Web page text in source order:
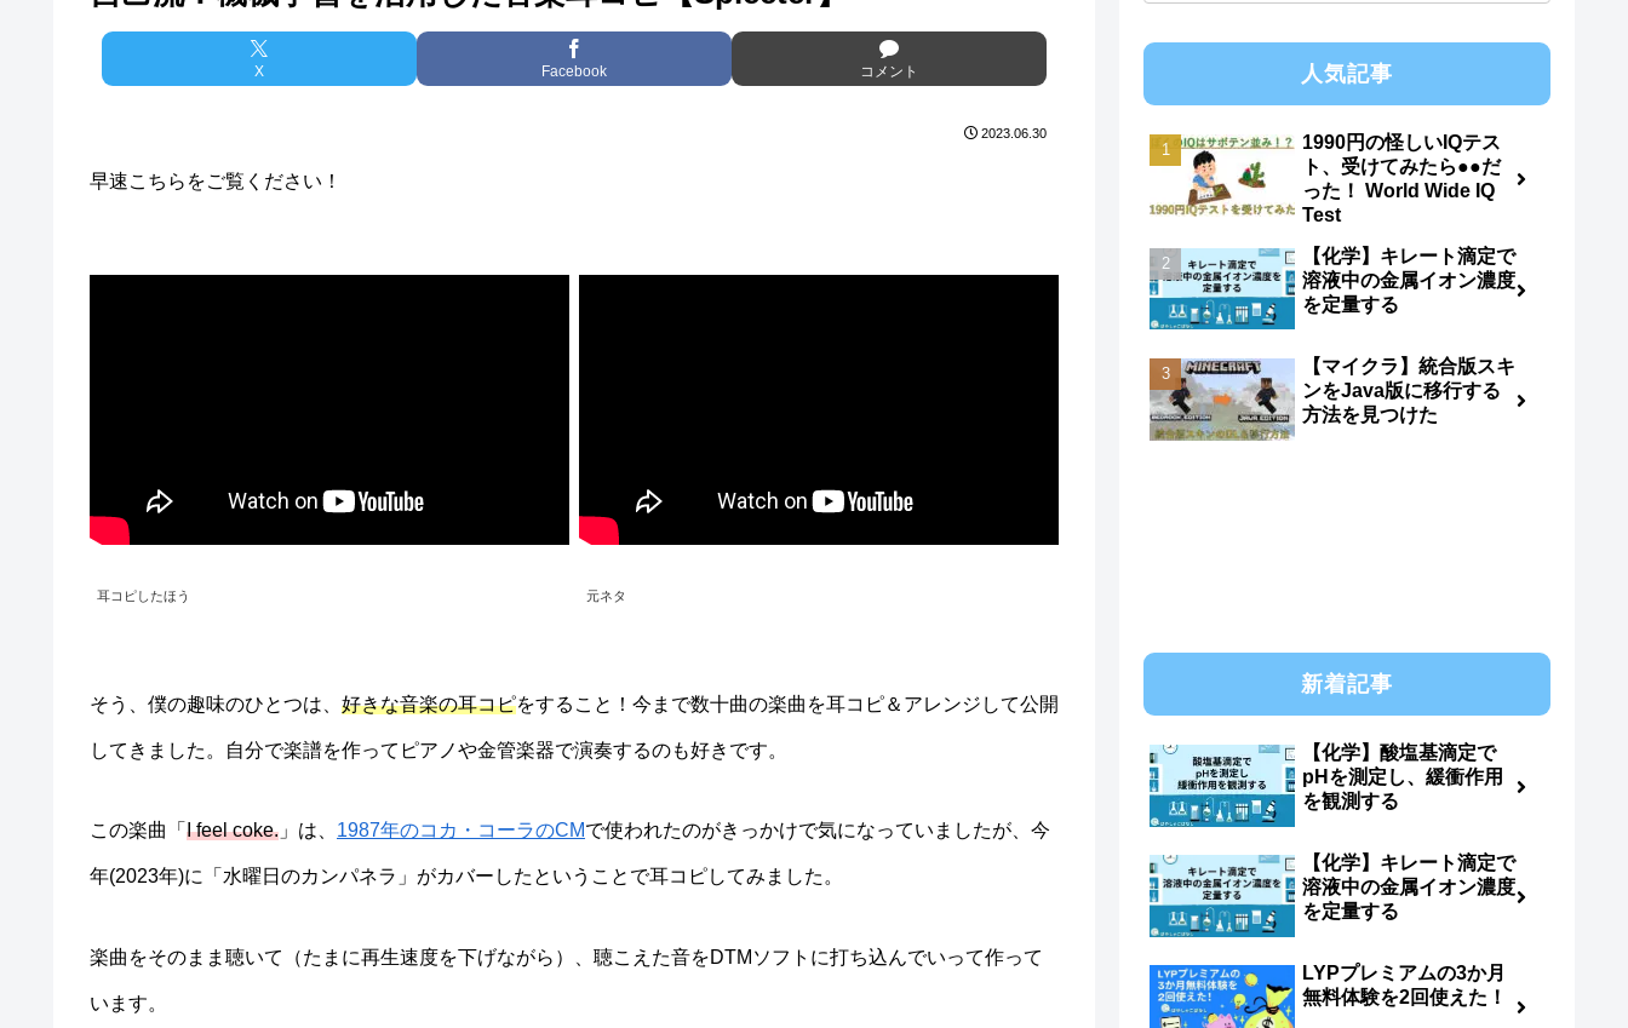
X Facebook コメント
2023.06.30
早速こちらをご覧ください！
耳コピしたほう 元ネタ
そう、僕の趣味のひとつは、 好きな音楽の耳コピをすること！今まで数十曲の楽曲を耳コピ＆アレンジして公開
してきました。自分で楽譜を作ってピアノや金管楽器で演奏するのも好きです。
この楽曲「 I feel coke. 」は、 1987年のコカ・コーラのCMで使われたのがきっかけで気になっていましたが、今
年(2023年)に「水曜日のカンパネラ」がカバーしたということで耳コピしてみました。
楽曲をそのまま聴いて（たまに再生速度を下げながら）、聴こえた音をDTMソフトに打ち込んでいって作って
います。
人気記事
1990円の怪しいIQテス
ト、受けてみたら●●だ
った！ World Wide IQ
Test
【化学】キレート滴定で
溶液中の金属イオン濃度
を定量する
【マイクラ】統合版スキ
ンをJava版に移行する
方法を見つけた
新着記事
【化学】酸塩基滴定で
pHを測定し、緩衝作用
を観測する
【化学】キレート滴定で
溶液中の金属イオン濃度
を定量する
LYPプレミアムの3か月
無料体験を2回使えた！